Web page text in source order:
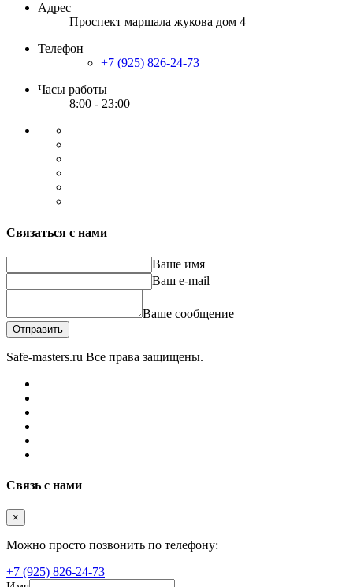
Адрес
Проспект маршала жукова дом 4
Телефон
+7 (925) 826-24-73
Часы работы
8:00 - 23:00
Связаться с нами
Ваше имя
Ваш e-mail
Ваше сообщение
Отправить
Safe-masters.ru Все права защищены.
Связь с нами
×
Можно просто позвонить по телефону:
+7 (925) 826-24-73